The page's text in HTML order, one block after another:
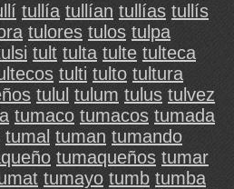
tullía tullían tullías tullís
tulores tulos tulpa
tult tulta tulte tulteca
tulti tulto tultura
tulul tulum tulus tulvez
tumaco tumacos tumada
tumal tuman tumando
tumaqueños tumar
tumayo tumb tumba